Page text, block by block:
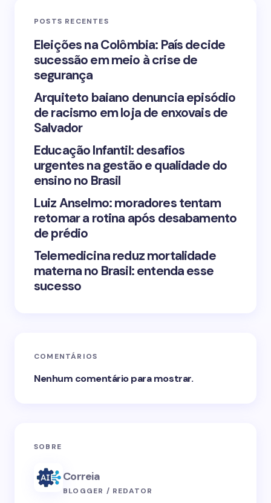
Your Comment *
Save my name and email in this browser for the
Submit Comment
POSTS RECENTES
Eleições na Colômbia: País decide
sucessão em meio à crise de
segurança
Arquiteto baiano denuncia episódio
de racismo em loja de enxovais de
Salvador
Educação Infantil: desafios
urgentes na gestão e qualidade do
ensino no Brasil
Luiz Anselmo: moradores tentam
retomar a rotina após desabamento
de prédio
Telemedicina reduz mortalidade
materna no Brasil: entenda esse
sucesso
COMENTÁRIOS
Nenhum comentário para mostrar.
SOBRE
Correia
BLOGGER / REDATOR